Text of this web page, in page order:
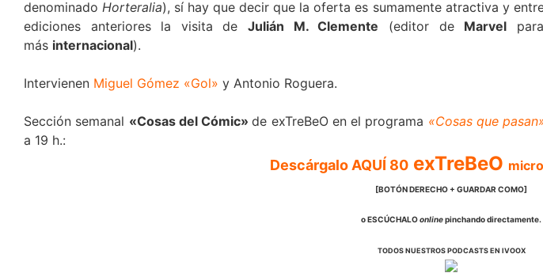
denominado Horteralia), sí hay que decir que la oferta es sumamente atractiva y
ediciones anteriores la visita deJulián M. Clemente (editor de Marvel
más internacional).
Intervienen Miguel Gómez «Gol» y Antonio Roguera.
Sección semanal «Cosas del Cómic»de exTreBeO en el programa «Cosas que
a 19 h.:
Descárgalo AQUÍ 80exTreBeO
[BOTÓN DERECHO + GUARDAR COMO]
o ESCÚCHALOonlinepinchando directamente.
TODOS NUESTROS PODCASTS EN IVOOX